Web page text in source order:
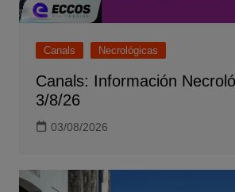
Canals Necrológicas
Canals: Información
3/8/26
03/08/2026